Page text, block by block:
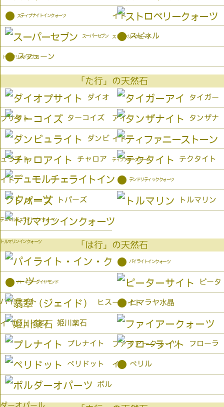
イト
● スティブナイトインクォーツ
ストロベリークォーツ
スーパーセブン
（セイクリッドセブン）
● スピネル
● スフェーン
「た行」の天然石
ダイオ
プサイト
タイガー
アイ
ターコイズ タンザナ
イト
ダンビ
ュライト ティファニーストーン
チャロア
イト
テクタイト
デュモルチェライトインクォーツ
● デンドリティッククォーツ
トパーズ トルマリン
トルマリンインクォーツ 「は行」の天然石
パイライト
● パイライトインクォーツ
● ハーキマーダイヤモンド ピータ
ーサイト
ヒス
イ（ジェイド）
● ヒマラヤ水晶
姫川薬石
ファイアークォーツ
プレナイト フローラ
イト
ペリドット ● ベリル
ボル
ダーオパール